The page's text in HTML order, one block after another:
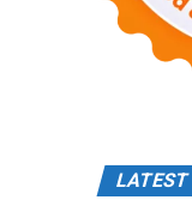
LATEST